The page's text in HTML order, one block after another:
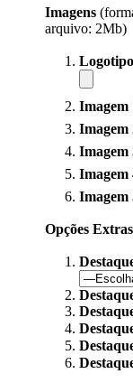
Imagens
arquivo: 2Mb)
Imagem
Imagem
Imagem
Imagem
Imagem
Opções